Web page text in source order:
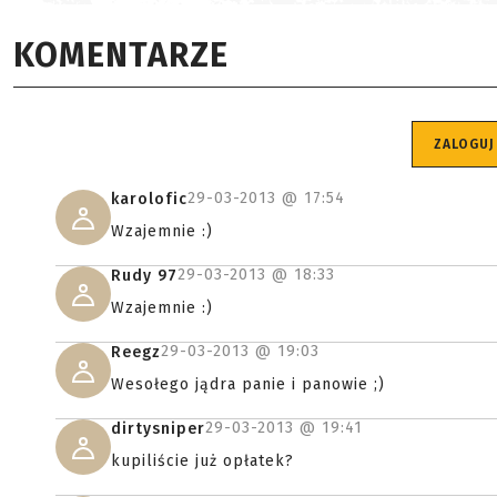
KOMENTARZE
karolofic29-03-2013 @ 17:54
Wzajemnie :)
Rudy 9729-03-2013 @ 18:33
Wzajemnie :)
Reegz29-03-2013 @ 19:03
Wesołego jądra panie i panowie ;)
dirtysniper29-03-2013 @ 19:41
kupiliście już opłatek?